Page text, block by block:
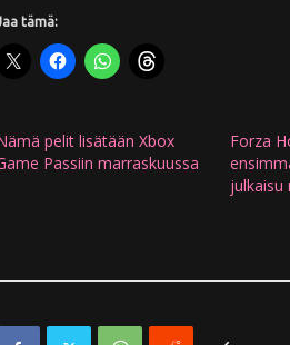
tämä:
pelit lisätään Xbox
Passiin marraskuussa
Forza
julkaisu